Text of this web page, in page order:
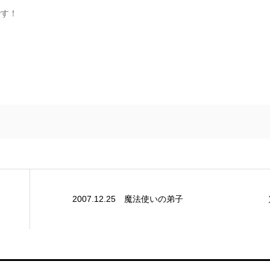
！
2007.12.25 魔法使いの弟子